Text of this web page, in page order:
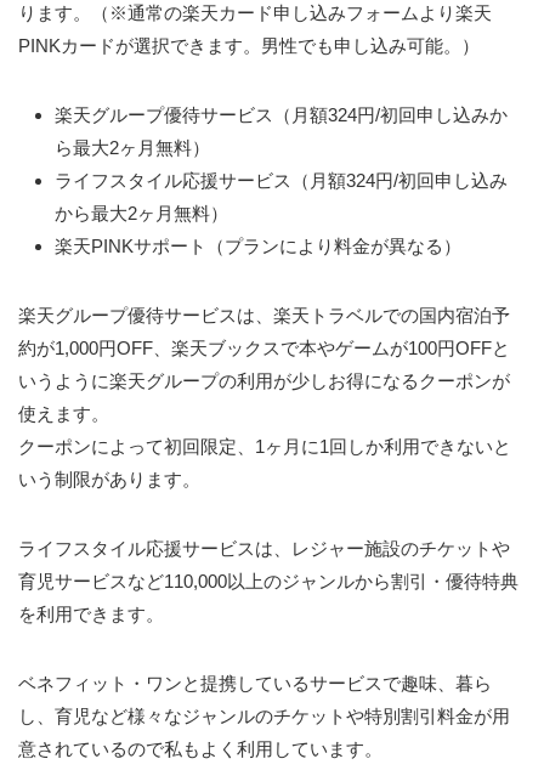
ります。（※通常の楽天カード申し込みフォームより楽天
PINKカードが選択できます。男性でも申し込み可能。）
楽天グループ優待サービス（月額324円/初回申し込みか
ら最大2ヶ月無料）
ライフスタイル応援サービス（月額324円/初回申し込み
から最大2ヶ月無料）
楽天PINKサポート（プランにより料金が異なる）
楽天グループ優待サービスは、楽天トラベルでの国内宿泊予
約が1,000円OFF、楽天ブックスで本やゲームが100円OFFと
いうように楽天グループの利用が少しお得になるクーポンが
使えます。
クーポンによって初回限定、1ヶ月に1回しか利用できないと
いう制限があります。
ライフスタイル応援サービスは、レジャー施設のチケットや
育児サービスなど110,000以上のジャンルから割引・優待特典
を利用できます。
ベネフィット・ワンと提携しているサービスで趣味、暮ら
し、育児など様々なジャンルのチケットや特別割引料金が用
意されているので私もよく利用しています。